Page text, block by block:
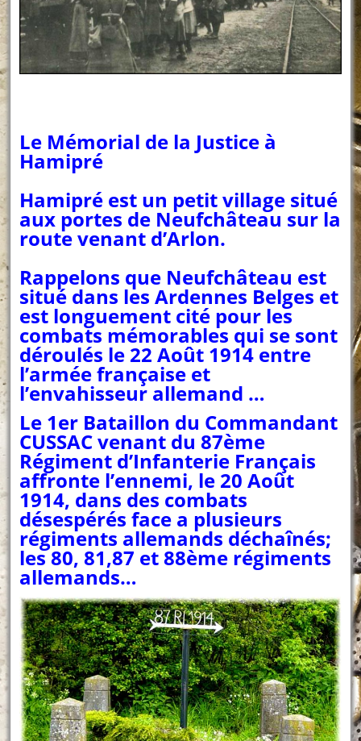
Le Mémorial de la Justice à
Hamipré
Hamipré est un petit village situé
aux portes de Neufchâteau sur la
route venant d’Arlon.
Rappelons que Neufchâteau est
situé dans les Ardennes Belges et
est longuement cité pour les
combats mémorables qui se sont
déroulés le 22 Août 1914 entre
l’armée française et
l’envahisseur allemand …
Le 1er Bataillon du Commandant
CUSSAC venant du 87ème
Régiment d’Infanterie Français
affronte l’ennemi, le 20 Août
1914, dans des combats
désespérés face a plusieurs
régiments allemands déchaînés;
les 80, 81,87 et 88ème régiments
allemands…